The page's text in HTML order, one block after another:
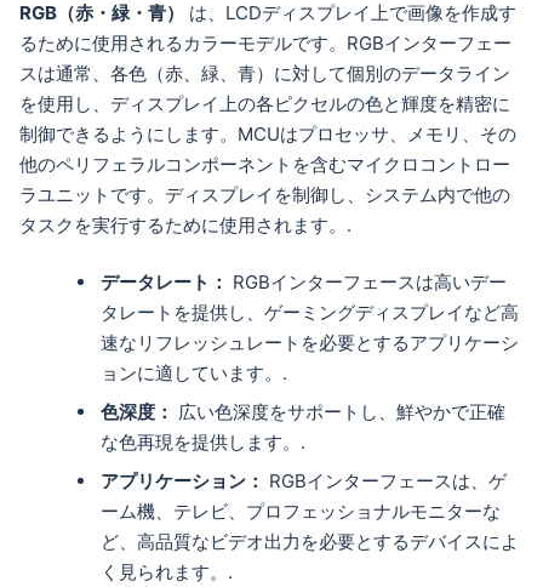
RGB（赤・緑・青）
は、LCDディスプレイ上で画像を作成す
るために使用されるカラーモデルです。RGBインターフェー
スは通常、各色（赤、緑、青）に対して個別のデータライン
を使用し、ディスプレイ上の各ピクセルの色と輝度を精密に
制御できるようにします。MCUはプロセッサ、メモリ、その
他のペリフェラルコンポーネントを含むマイクロコントロー
ラユニットです。ディスプレイを制御し、システム内で他の
タスクを実行するために使用されます。.
データレート： RGBインターフェースは高いデー
タレートを提供し、ゲーミングディスプレイなど高
速なリフレッシュレートを必要とするアプリケーシ
ョンに適しています。.
色深度： 広い色深度をサポートし、鮮やかで正確
な色再現を提供します。.
アプリケーション： RGBインターフェースは、ゲ
ーム機、テレビ、プロフェッショナルモニターな
ど、高品質なビデオ出力を必要とするデバイスによ
く見られます。.